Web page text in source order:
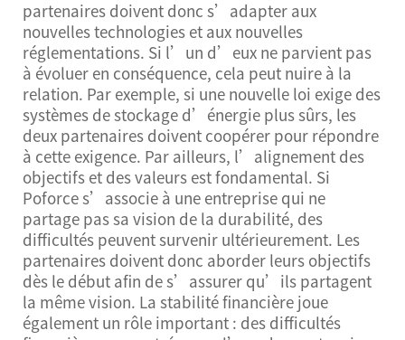
partenaires doivent donc s’adapter aux
nouvelles technologies et aux nouvelles
réglementations. Si l’un d’eux ne parvient pas
à évoluer en conséquence, cela peut nuire à la
relation. Par exemple, si une nouvelle loi exige des
systèmes de stockage d’énergie plus sûrs, les
deux partenaires doivent coopérer pour répondre
à cette exigence. Par ailleurs, l’alignement des
objectifs et des valeurs est fondamental. Si
Poforce s’associe à une entreprise qui ne
partage pas sa vision de la durabilité, des
difficultés peuvent survenir ultérieurement. Les
partenaires doivent donc aborder leurs objectifs
dès le début afin de s’assurer qu’ils partagent
la même vision. La stabilité financière joue
également un rôle important : des difficultés